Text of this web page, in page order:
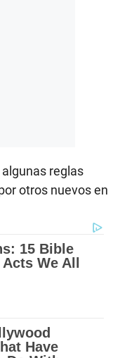
reglas
otros nuevos en